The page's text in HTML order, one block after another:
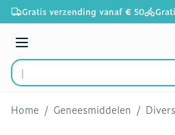
Ga naar de inhoud
Gratis verzending vanaf € 50
Menu
Product, merk, categorie...
Home / Geneesmiddelen /